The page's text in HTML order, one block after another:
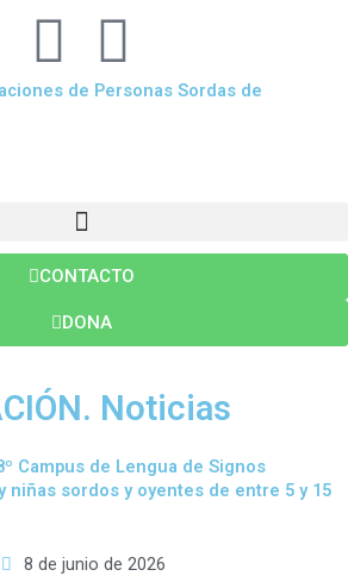
I
n
a
g
r
a
m
N
e
p
a
p
e
r
de Personas Sordas de
Menu
CONTACTO
DONA
Noticias
Campus de Lengua de Signos
niñas sordos y oyentes de entre 5 y 15
8 de junio de 2026